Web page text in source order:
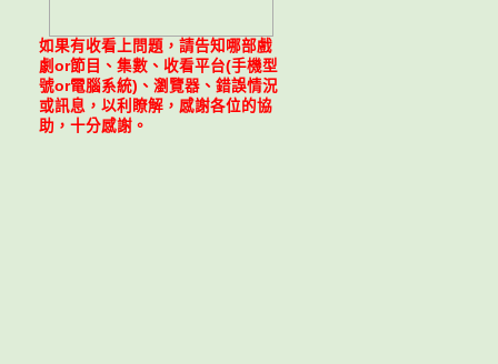
如果有收看上問題，請告知哪部戲
劇or節目、集數、收看平台(手機型
號or電腦系統)、瀏覽器、錯誤情況
或訊息，以利瞭解，感謝各位的協
助，十分感謝。